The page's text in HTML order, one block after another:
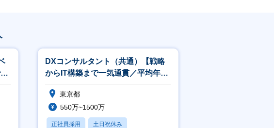
DXコンサルタント（共通）【戦略
からIT構築まで一気通貫／平均年収
822万円】
東京都
550万~1500万
正社員採用 土日祝休み